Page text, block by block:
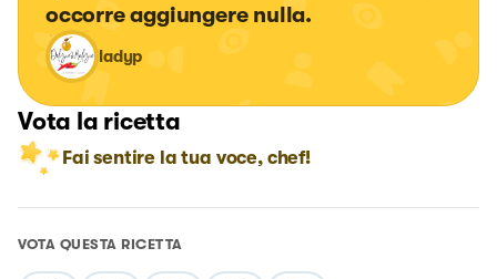
occorre aggiungere nulla.
ladyp
Vota la ricetta
Fai sentire la tua voce, chef!
VOTA QUESTA RICETTA